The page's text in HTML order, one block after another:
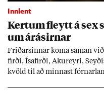
Innlent
Kert­um fleytt á
um árás­irn­ar
Frið­arsinn­ar koma sam­an
firði, Ísa­firði, Ak­ur­eyri,
kvöld til að minn­ast